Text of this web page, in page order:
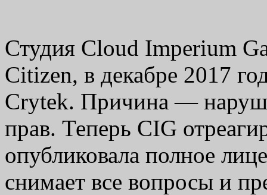
Студия Cloud Imperium
Citizen, в декабре 2017
Crytek. Причина —
прав. Теперь CIG
опубликовала полное
снимает все вопросы и